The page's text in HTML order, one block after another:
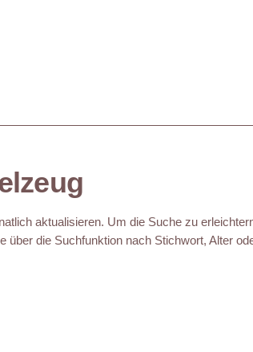
aktualisieren. Um die Suche zu
über die Suchfunktion nach Stichwort, Alter